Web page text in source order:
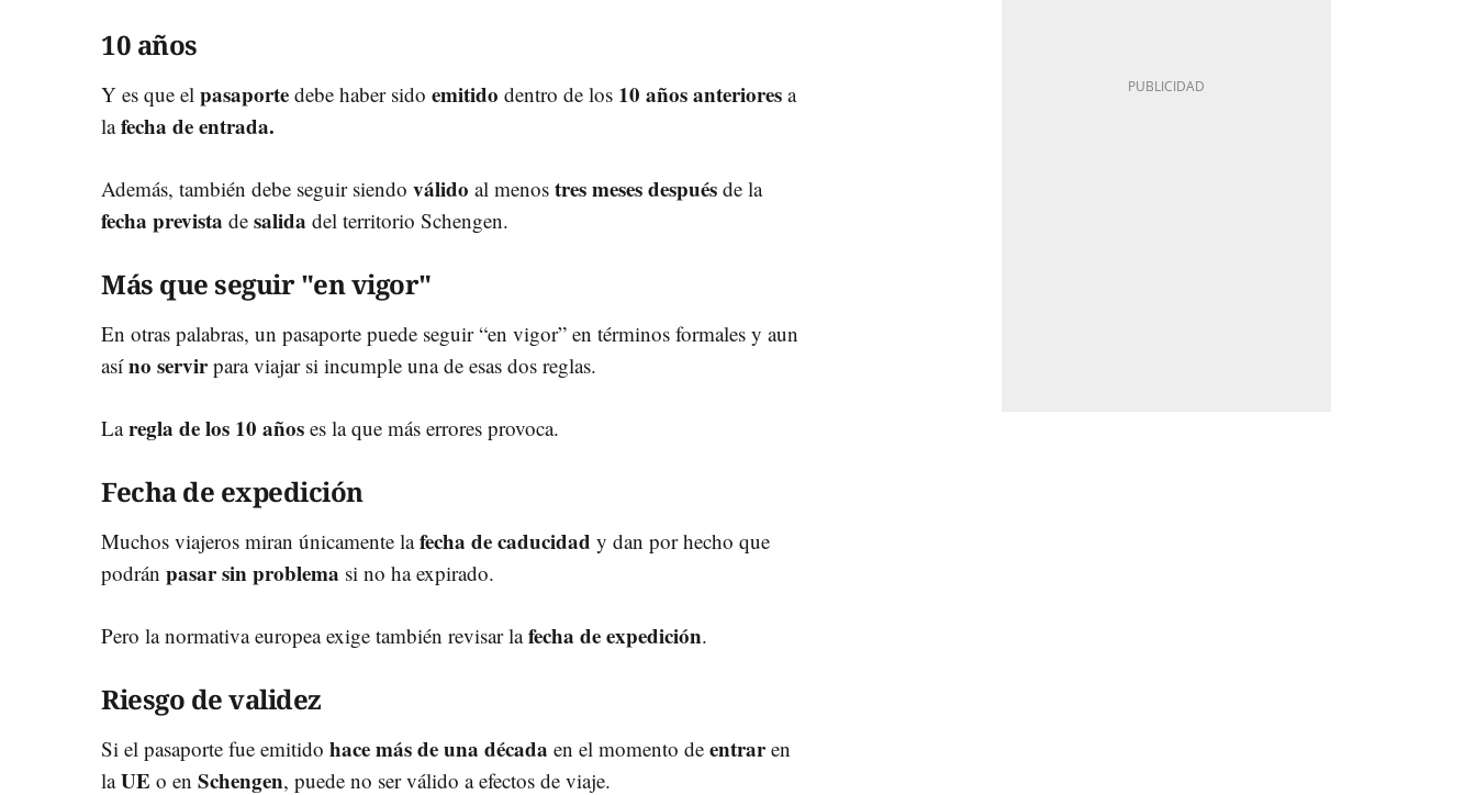
10 años
Y es que el pasaporte debe haber sido emitido dentro de los 10 años anteriores a
lafecha de entrada.
Además, también debe seguir siendo válido al menos tres meses después de la
fecha prevista de salida del territorio Schengen.
Más que seguir "en vigor"
En otras palabras, un pasaporte puede seguir “en vigor” en términos formales y aun
asíno servirpara viajar si incumple una de esas dos reglas.
Laregla de los 10 años es la que más errores provoca.
Fecha de expedición
Muchos viajeros miran únicamente lafecha de caducidad y dan por hecho que
podrán pasar sin problema si no ha expirado.
Pero la normativa europea exige también revisar lafecha de expedición.
Riesgo de validez
Si el pasaporte fue emitido hace más de una década en el momento de entraren
laUE o en Schengen, puede no ser válido a efectos de viaje.